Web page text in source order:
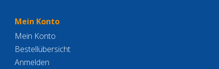
Mein Konto
Mein Konto
Bestellübersicht
Anmelden